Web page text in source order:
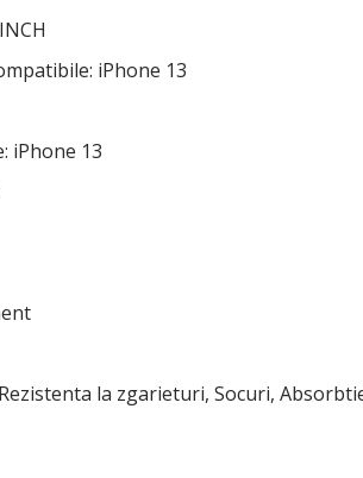
iPhone 13
iPhone 13
la zgarieturi, Socuri,